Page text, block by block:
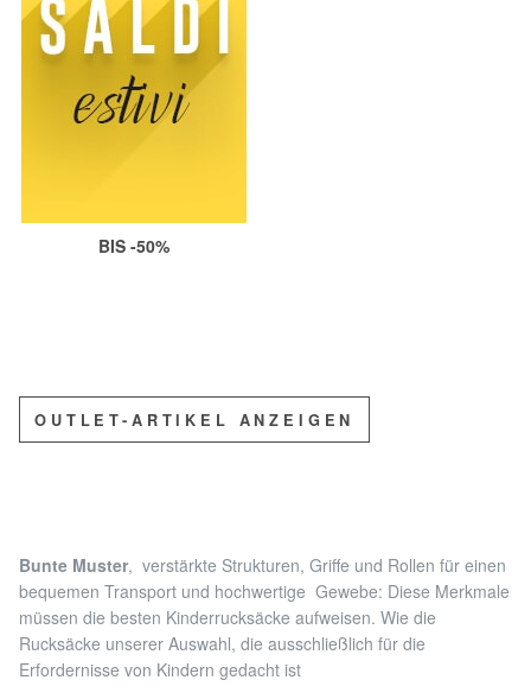
BIS -50%
OUTLET-ARTIKEL ANZEIGEN
Bunte Muster, verstärkte Strukturen, Griffe und Rollen für einen
bequemen Transport und hochwertige Gewebe: Diese Merkmale
müssen die besten Kinderrucksäcke aufweisen. Wie die
Rucksäcke unserer Auswahl, die ausschließlich für die
Erfordernisse von Kindern gedacht ist